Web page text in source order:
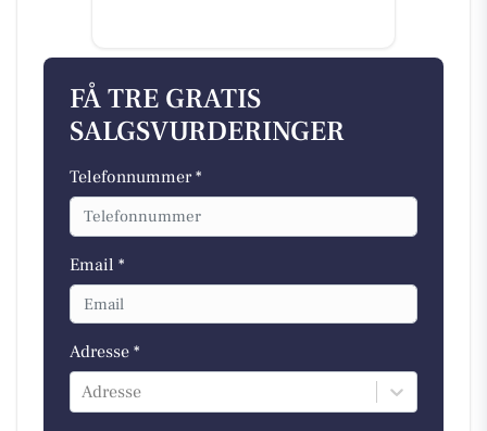
FÅ TRE GRATIS
SALGSVURDERINGER
Telefonnummer *
Email *
Adresse *
Adresse